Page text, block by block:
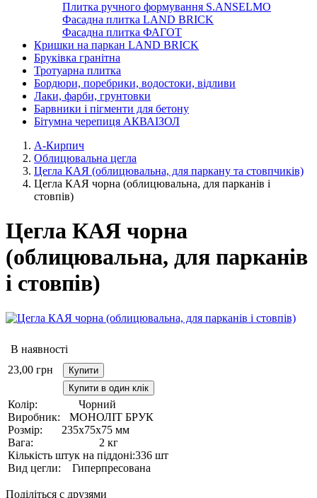
Плитка ручного формування S.ANSELMO
Фасадна плитка LAND BRICK
Фасадна плитка ФАГОТ
Кришки на паркан LAND BRICK
Бруківка гранітна
Тротуарна плитка
Бордюри, поребрики, водостоки, відливи
Лаки, фарби, грунтовки
Барвники і пігменти для бетону
Бітумна черепиця АКВАІЗОЛ
А-Кирпич
Облицювальна цегла
Цегла КАЯ (облицювальна, для паркану та стовпчиків)
Цегла КАЯ чорна (облицювальна, для парканів і
стовпів)
Цегла КАЯ чорна
(облицювальна, для парканів
і стовпів)
В наявності
23,00 грн
Купити
Купити в один клік
Колір:
Чорний
Виробник:
МОНОЛІТ БРУК
Розмір:
235х75х75 мм
Вага:
2 кг
Кількість штук на піддоні:336 шт
Вид цегли:
Гиперпресована
Поділіться с друзями